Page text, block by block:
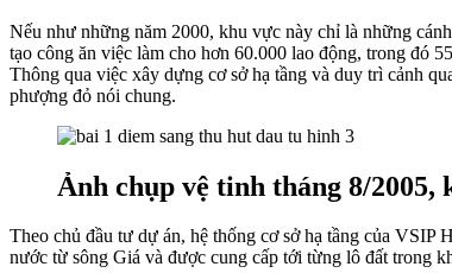
Nếu như những năm 2000, khu vực này chỉ là những
tạo công ăn việc làm cho hơn 60.000 lao động, trong đó
Thông qua việc xây dựng cơ sở hạ tầng và duy trì cảnh
phượng đỏ nói chung.
Ảnh chụp vệ tinh tháng 8/
Theo chủ đầu tư dự án, hệ thống cơ sở hạ tầng của VSIP
nước từ sông Giá và được cung cấp tới từng lô đất trong